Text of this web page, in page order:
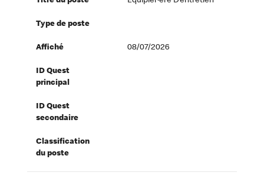
Type de poste
Affiché 08/07/2026
ID Quest
principal
ID Quest
secondaire
Classification
du poste